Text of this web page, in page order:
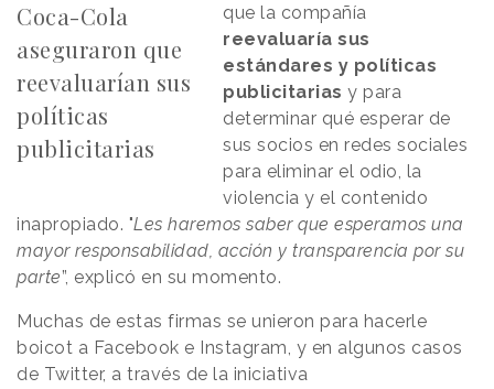
Coca-Cola
aseguraron que
reevaluarían sus
políticas
publicitarias
que la compañía
reevaluaría sus
estándares y políticas
publicitarias y para
determinar qué esperar de
sus socios en redes sociales
para eliminar el odio, la
violencia y el contenido
inapropiado. "Les haremos saber que esperamos una
mayor responsabilidad, acción y transparencia por su
parte”, explicó en su momento.
Muchas de estas firmas se unieron para hacerle
boicot a Facebook e Instagram, y en algunos casos
de Twitter, a través de la iniciativa